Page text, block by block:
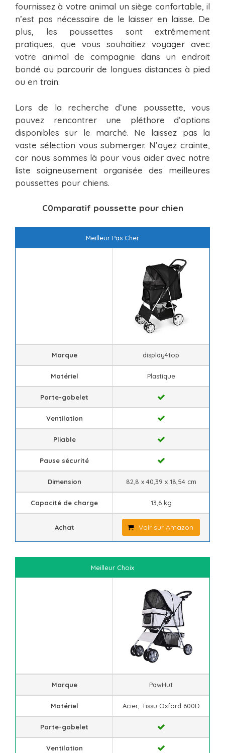
fournissez à votre animal un siège confortable, il
n’est pas nécessaire de le laisser en laisse. De
plus, les poussettes sont extrêmement
pratiques, que vous souhaitiez voyager avec
votre animal de compagnie dans un endroit
bondé ou parcourir de longues distances à pied
ou en train.
Lors de la recherche d’une poussette, vous
pouvez rencontrer une pléthore d’options
disponibles sur le marché. Ne laissez pas la
vaste sélection vous submerger. N’ayez crainte,
car nous sommes là pour vous aider avec notre
liste soigneusement organisée des meilleures
poussettes pour chiens.
C0mparatif poussette pour chien
Meilleur Pas Cher
Marque display4top
Matériel Plastique
Porte-gobelet
Ventilation
Pliable
Pause sécurité
Dimension ‎82,8 x 40,39 x 18,54 cm
Capacité de charge 13,6 kg
Achat Voir sur Amazon
Meilleur Choix
Marque PawHut
Matériel Acier, Tissu Oxford 600D
Porte-gobelet
Ventilation